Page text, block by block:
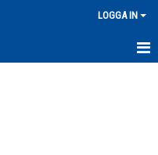
LOGGA IN